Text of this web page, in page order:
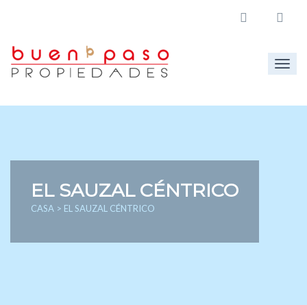
EL SAUZAL CÉNTRICO
CASA > EL SAUZAL CÉNTRICO